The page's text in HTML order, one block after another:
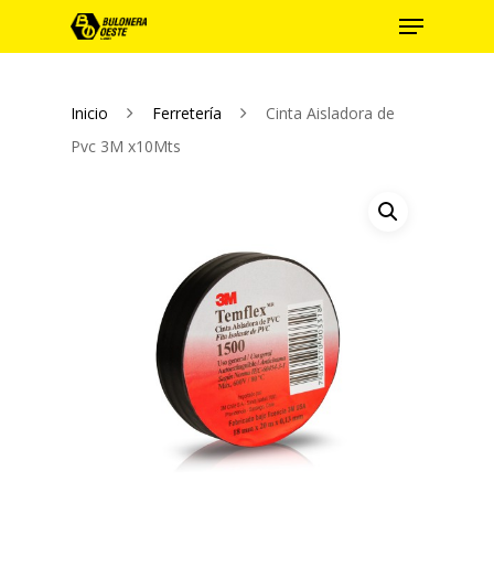
Hit enter to search or ESC to close
Inicio Ferretería
Cinta Aisladora de
Pvc 3M x10Mts